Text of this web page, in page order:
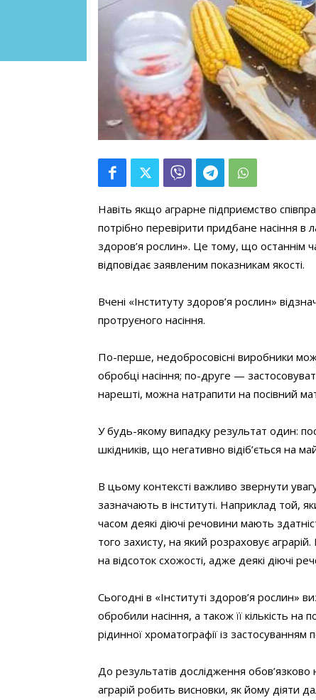
Навіть якщо аграрне підприємство
потрібно перевірити придбане насіння
здоров’я рослин». Це тому, що останнім
відповідає заявленим показникам якості.
Вчені «Інституту здоров’я рослин»
протруєного насіння.
По-перше, недобросовісні виробники
обробці насіння; по-друге —
нарешті, можна натрапити на посівний
У будь-якому випадку результат один:
шкідників, що негативно відіб’ється на
В цьому контексті важливо звернути
зазначають в інституті. Наприклад той,
часом деякі діючі речовини мають
того захисту, на який розраховує
на відсоток схожості, адже деякі діючі
Сьогодні в «Інституті здоров’я рослин»
обробили насіння, а також її кількість
рідинної хроматографії із
До результатів дослідження
аграрій робить висновки, як йому діяти